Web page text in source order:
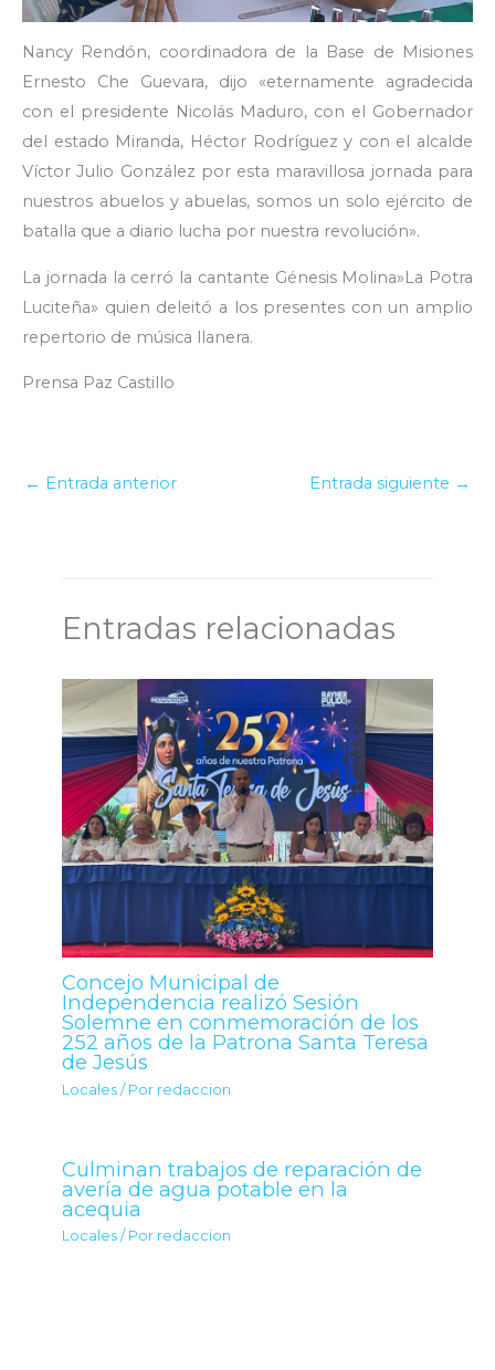
Nancy Rendón, coordinadora de la Base de Misiones
Ernesto Che Guevara, dijo «eternamente agradecida
con el presidente Nicolás Maduro, con el Gobernador
del estado Miranda, Héctor Rodríguez y con el alcalde
Víctor Julio González por esta maravillosa jornada para
nuestros abuelos y abuelas, somos un solo ejército de
batalla que a diario lucha por nuestra revolución».
La jornada la cerró la cantante Génesis Molina»La Potra
Luciteña» quien deleitó a los presentes con un amplio
repertorio de música llanera.
Prensa Paz Castillo
← Entrada anterior Entrada siguiente →
Entradas relacionadas
Concejo Municipal de
Independencia realizó Sesión
Solemne en conmemoración de los
252 años de la Patrona Santa Teresa
de Jesús
Locales / Por redaccion
Culminan trabajos de reparación de
avería de agua potable en la
acequia
Locales / Por redaccion